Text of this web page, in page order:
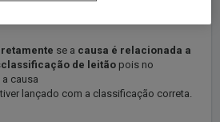
se a causa é relacionada a
de leitão pois no
causa
lançado com a classificação correta.